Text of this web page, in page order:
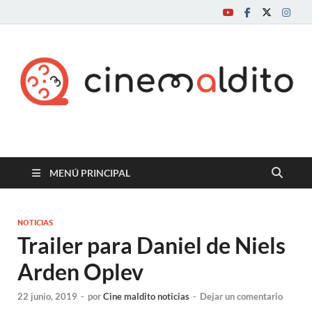
Cine maldito
MENÚ PRINCIPAL
NOTICIAS
Trailer para Daniel de Niels
Arden Oplev
22 junio, 2019 - porCine maldito noticias - Dejar un comentario